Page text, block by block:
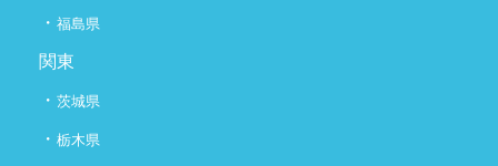
・ 福島県
関東
・ 茨城県
・ 栃木県